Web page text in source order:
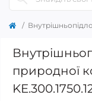
природної